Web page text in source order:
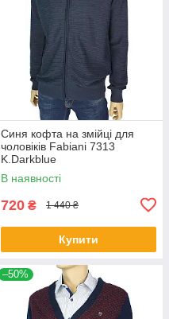
Синя кофта на змійці для
чоловіків Fabiani 7313
K.Darkblue
В наявності
720 ₴ 1 440 ₴
Купити
–50%